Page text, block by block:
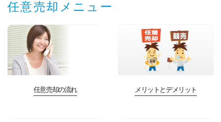
任意売却メニュー
任意売却の流れ メリットとデメリット